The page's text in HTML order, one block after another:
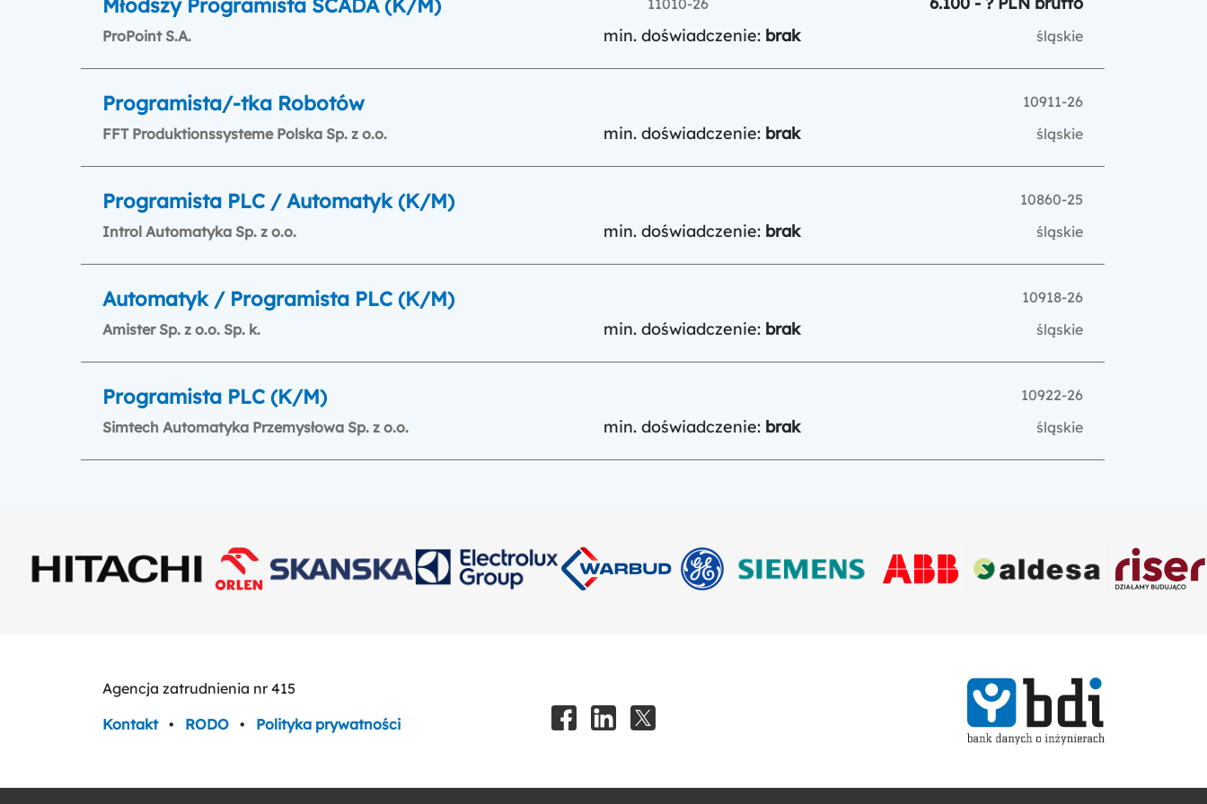
Młodszy Programista SCADA (K/M) 11010-26
ProPoint S.A. min. doświadczenie: brak śląskie
Programista/-tka Robotów
10911-26
FFT Produktionssysteme Polska Sp. z o.o.
min. doświadczenie: brak śląskie
Programista PLC / Automatyk (K/M)
10860-25
Introl Automatyka Sp. z o.o.
min. doświadczenie: brak śląskie
Automatyk / Programista PLC (K/M)
10918-26
Amister Sp. z o.o. Sp. k.
min. doświadczenie: brak śląskie
Programista PLC (K/M)
10922-26
Simtech Automatyka Przemysłowa Sp. z o.o.
min. doświadczenie: brak śląskie
Agencja zatrudnienia nr 415
Kontakt • RODO • Polityka prywatności